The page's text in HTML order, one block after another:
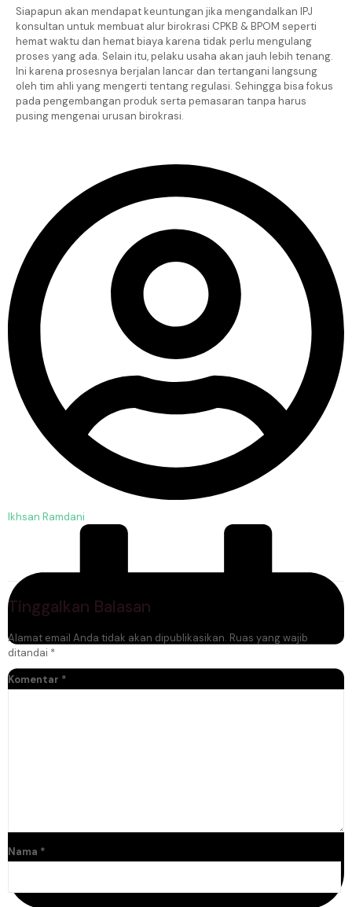
Siapapun akan mendapat keuntungan jika mengandalkan IPJ
konsultan untuk membuat alur birokrasi CPKB & BPOM seperti
hemat waktu dan hemat biaya karena tidak perlu mengulang
proses yang ada. Selain itu, pelaku usaha akan jauh lebih tenang.
Ini karena prosesnya berjalan lancar dan tertangani langsung
oleh tim ahli yang mengerti tentang regulasi. Sehingga bisa fokus
pada pengembangan produk serta pemasaran tanpa harus
pusing mengenai urusan birokrasi.
Ikhsan Ramdani
Tinggalkan Balasan
Alamat email Anda tidak akan dipublikasikan. Ruas yang wajib
ditandai *
Komentar *
Nama *